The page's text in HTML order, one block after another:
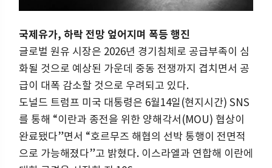
국제유가, 하락 전망 엎어지며 폭등 행진
글로벌 원유 시장은 2026년 경기침체로 공급부족이 심
화될 것으로 예상된 가운데 중동 전쟁까지 겹치면서 공
급이 대폭 감소할 것으로 우려되고 있다.
도널드 트럼프 미국 대통령은 6월14일(현지시간) SNS
를 통해 “이란과 종전을 위한 양해각서(MOU) 협상이
완료됐다”면서 “호르무즈 해협의 선박 통행이 전면적
으로 가능해졌다”고 밝혔다. 이스라엘과 연합해 이란에